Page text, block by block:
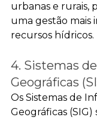
urbanas e rurais,
uma gestão mais
recursos hídricos.
4. Sistemas
Geográficas
Os Sistemas de
Geográficas